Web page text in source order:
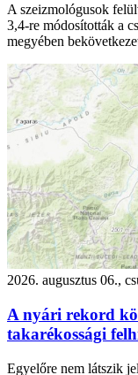
A szeizmológusok
3,4-re módosították a
megyében
2026. augusztus 06.,
A nyári rekord
takarékossági
Egyelőre nem látszik